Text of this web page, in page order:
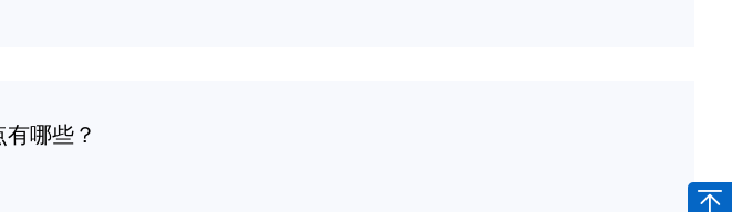
哪些？